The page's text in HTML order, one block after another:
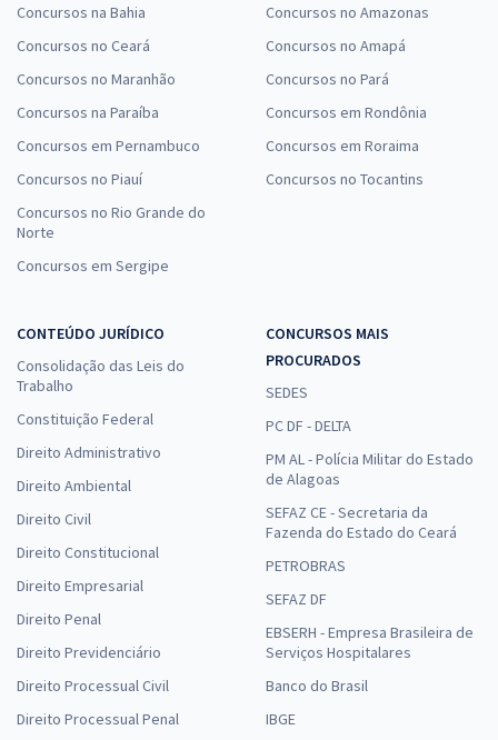
Concursos na Bahia
Concursos no Ceará
Concursos no Maranhão
Concursos na Paraíba
Concursos em Pernambuco
Concursos no Piauí
Concursos no Rio Grande do
Norte
Concursos em Sergipe
Concursos no Amazonas
Concursos no Amapá
Concursos no Pará
Concursos em Rondônia
Concursos em Roraima
Concursos no Tocantins
CONTEÚDO JURÍDICO
Consolidação das Leis do
Trabalho
Constituição Federal
Direito Administrativo
Direito Ambiental
Direito Civil
Direito Constitucional
Direito Empresarial
Direito Penal
Direito Previdenciário
Direito Processual Civil
Direito Processual Penal
CONCURSOS MAIS
PROCURADOS
SEDES
PC DF - DELTA
PM AL - Polícia Militar do Estado
de Alagoas
SEFAZ CE - Secretaria da
Fazenda do Estado do Ceará
PETROBRAS
SEFAZ DF
EBSERH - Empresa Brasileira de
Serviços Hospitalares
Banco do Brasil
IBGE